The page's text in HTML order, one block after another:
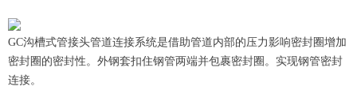
GC沟槽式管接头管道连接系统是借助管道内部的压力影响密封圈增加
密封圈的密封性。外钢套扣住钢管两端并包裹密封圈。实现钢管密封
连接。